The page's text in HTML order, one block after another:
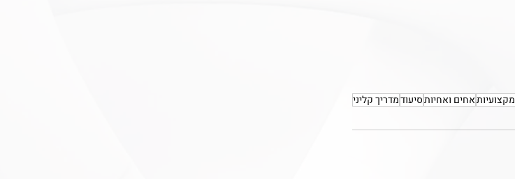
מקצועיותאחים ואחיותסיעודמדריך קליני